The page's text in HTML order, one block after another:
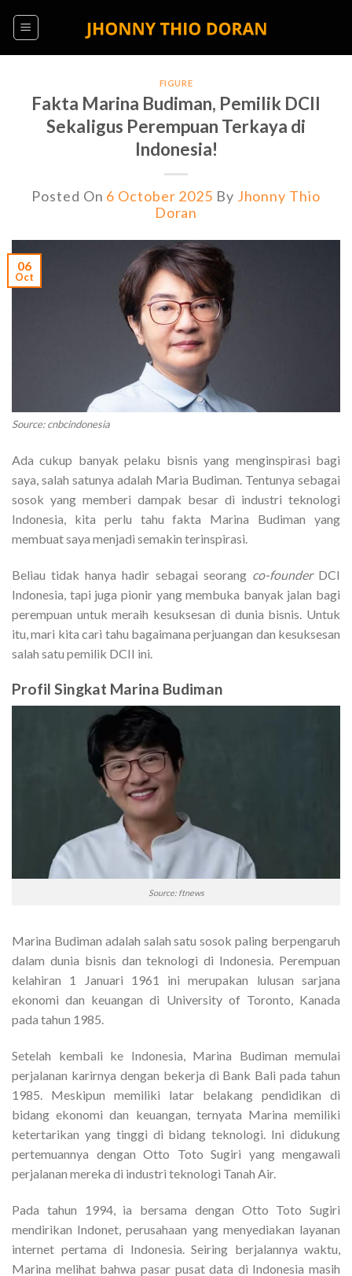
FIGURE
Fakta Marina Budiman, Pemilik DCII
Sekaligus Perempuan Terkaya di
Indonesia!
Posted On 6 October 2025 By Jhonny Thio
Doran
06
Oct
Source: cnbcindonesia
Ada cukup banyak pelaku bisnis yang menginspirasi bagi
saya, salah satunya adalah Maria Budiman. Tentunya sebagai
sosok yang memberi dampak besar di industri teknologi
Indonesia, kita perlu tahu fakta Marina Budiman yang
membuat saya menjadi semakin terinspirasi.
Beliau tidak hanya hadir sebagai seorang co-founderDCI
Indonesia, tapi juga pionir yang membuka banyak jalan bagi
perempuan untuk meraih kesuksesan di dunia bisnis. Untuk
itu, mari kita cari tahu bagaimana perjuangan dan kesuksesan
salah satu pemilik DCII ini.
Profil Singkat Marina Budiman
Source: ftnews
Marina Budiman adalah salah satu sosok paling berpengaruh
dalam dunia bisnis dan teknologi di Indonesia. Perempuan
kelahiran 1 Januari 1961 ini merupakan lulusan sarjana
ekonomi dan keuangan di University of Toronto, Kanada
pada tahun 1985.
Setelah kembali ke Indonesia, Marina Budiman memulai
perjalanan karirnya dengan bekerja di Bank Bali pada tahun
1985. Meskipun memiliki latar belakang pendidikan di
bidang ekonomi dan keuangan, ternyata Marina memiliki
ketertarikan yang tinggi di bidang teknologi. Ini didukung
pertemuannya dengan Otto Toto Sugiri yang mengawali
perjalanan mereka di industri teknologi Tanah Air.
Pada tahun 1994, ia bersama dengan Otto Toto Sugiri
mendirikan Indonet, perusahaan yang menyediakan layanan
internet pertama di Indonesia. Seiring berjalannya waktu,
Marina melihat bahwa pasar pusat data di Indonesia masih